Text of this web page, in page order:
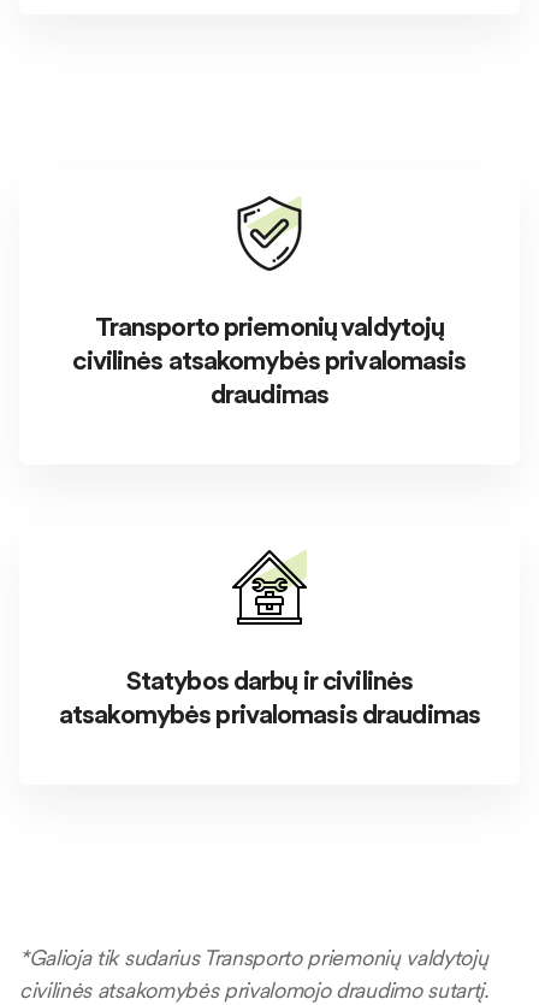
Transporto priemonių valdytojų
civilinės atsakomybės privalomasis
draudimas
Statybos darbų ir civilinės
atsakomybės privalomasis draudimas
*Galioja tik sudarius Transporto priemonių valdytojų
civilinės atsakomybės privalomojo draudimo sutartį.